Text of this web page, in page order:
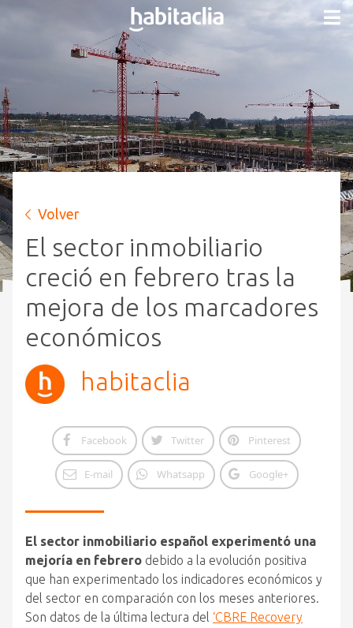
Volver
El sector inmobiliario
creció en febrero tras la
mejora de los marcadores
económicos
habitaclia
Facebook Twitter Pinterest
E-mail Whatsapp Google+
El sector inmobiliario español experimentó una
mejoría en febrero debido a la evolución positiva
que han experimentado los indicadores económicos y
del sector en comparación con los meses anteriores.
Son datos de la última lectura del ‘CBRE Recovery